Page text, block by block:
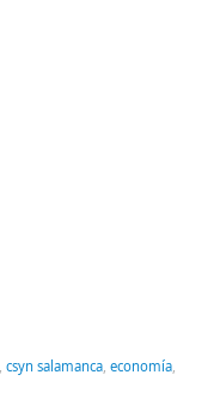
csyn salamanca, economía,